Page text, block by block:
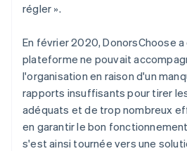
régler ».
En février 2020, DonorsChoose
plateforme ne pouvait
l'organisation en raison d'un
rapports insuffisants pour tirer
adéquats et de trop nombreux
en garantir le bon
s'est ainsi tournée vers une